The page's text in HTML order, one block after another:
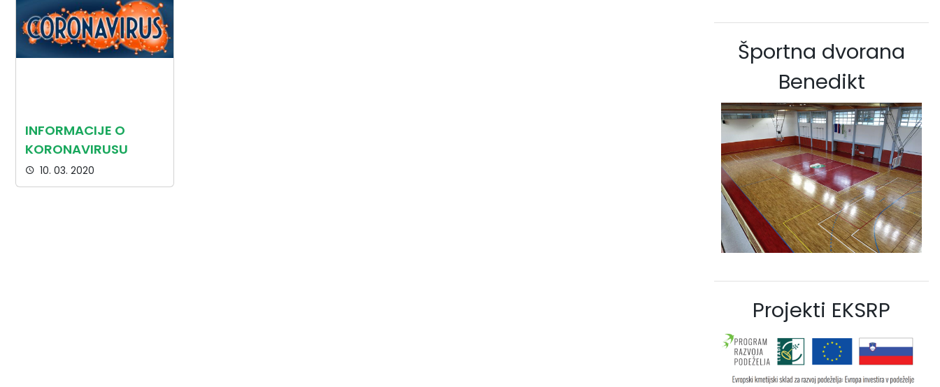
INFORMACIJE O
KORONAVIRUSU
10. 03. 2020
Športna dvorana
Benedikt
Projekti EKSRP